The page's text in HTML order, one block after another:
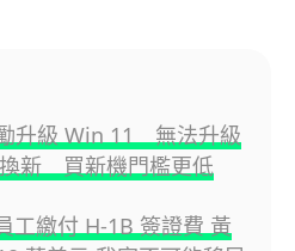
升級 Win 11 無法升級
新 買新機門檻更低
工繳付 H-1B 簽證費 黃